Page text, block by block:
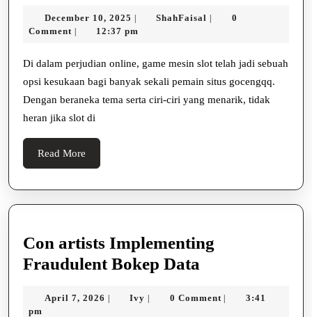
Bijak
Permainan
Slot
Online
Bisa
December 10, 2025 December
10,
| ShahFaisal ShahFaisal
|
0
Comment | 12:37 pm
Di dalam perjudian online, game mesin slot telah jadi sebuah
opsi kesukaan bagi banyak sekali pemain situs gocengqq.
Dengan beraneka tema serta ciri-ciri yang menarik, tidak
heran jika slot di
Read More
More
Con artists Implementing
Fraudulent Bokep Data
Implementing
April 7, 2026 April
| Ivy Ivy
| 0 Comment |
3:41
pm